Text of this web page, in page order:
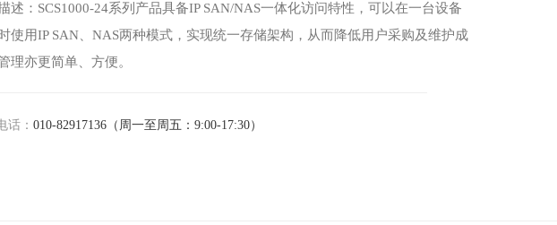
述：SCS1000-24系列产品具备IP SAN/NAS一体化访问特性，可以在一台设备
时使用IP SAN、NAS两种模式，实现统一存储架构，从而降低用户采购及维护成
理亦更简单、方便。
话： 010-82917136（周一至周五：9:00-17:30）